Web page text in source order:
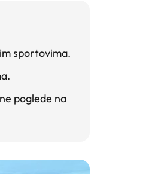
sportovima.
poglede na